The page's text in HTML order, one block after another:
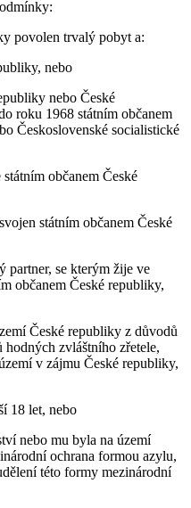
povolen trvalý pobyt a:
nebo
nebo České
roku 1968 státním občanem
Československé socialistické
občanem České
státním občanem České
partner, se kterým žije ve
občanem České republiky,
České republiky z důvodů
zvláštního zřetele,
v zájmu České republiky,
18 let, nebo
nebo mu byla na území
ochrana formou azylu,
této formy mezinárodní